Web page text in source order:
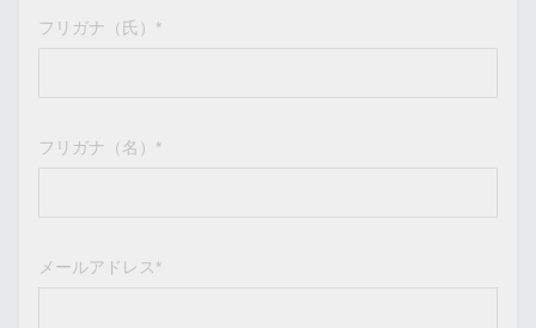
フリガナ（氏）*
フリガナ（名）*
メールアドレス*